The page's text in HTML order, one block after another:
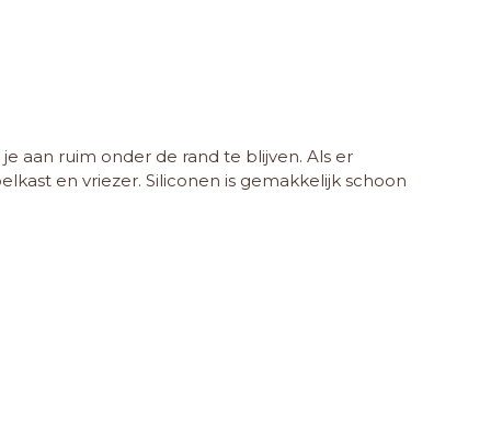
aan ruim onder de rand te blijven. Als er
en vriezer. Siliconen is gemakkelijk schoon